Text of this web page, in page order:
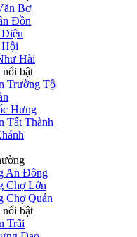
Bơ
Đồn
Hài
nổi bật
Trường Tộ
Hưng
Tất Thành
An Đông
Chợ Lớn
Chợ Quán
nổi bật
Trãi